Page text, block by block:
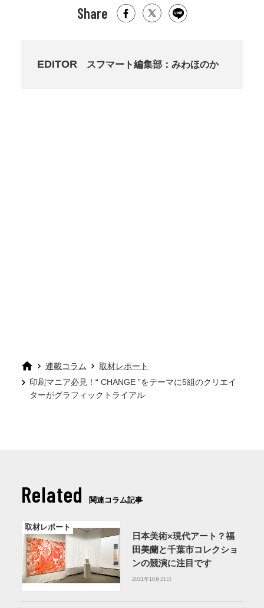
Share
EDITOR スフマート編集部：みわほのか
連載コラム
取材レポート
印刷マニア必見！“ CHANGE ”をテーマに5組のクリエイ
ターがグラフィックトライアル
Related 関連コラム記事
取材レポート
日本美術×現代アート？福
田美蘭と千葉市コレクショ
ンの競演に注目です
2021年10月21日